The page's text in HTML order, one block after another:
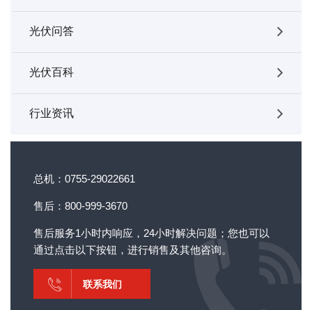
光伏问答
光伏百科
行业资讯
总机：0755-29022661
售后：800-999-3670
售后服务1小时内响应，24小时解决问题；您也可以
通过点击以下按钮，进行销售及其他咨询。
联系我们